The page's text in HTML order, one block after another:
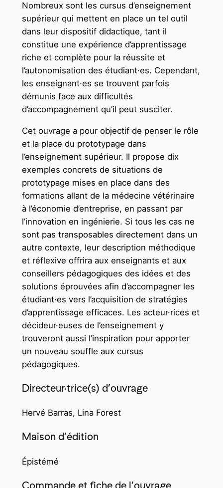
Nombreux sont les cursus d’enseignement
supérieur qui mettent en place un tel outil
dans leur dispositif didactique, tant il
constitue une expérience d’apprentissage
riche et complète pour la réussite et
l’autonomisation des étudiant·es. Cependant,
les enseignant·es se trouvent parfois
démunis face aux difficultés
d’accompagnement qu’il peut susciter.
Cet ouvrage a pour objectif de penser le rôle
et la place du prototypage dans
l’enseignement supérieur. Il propose dix
exemples concrets de situations de
prototypage mises en place dans des
formations allant de la médecine vétérinaire
à l’économie d’entreprise, en passant par
l’innovation en ingénierie. Si tous les cas ne
sont pas transposables directement dans un
autre contexte, leur description méthodique
et réflexive offrira aux enseignants et aux
conseillers pédagogiques des idées et des
solutions éprouvées afin d’accompagner les
étudiant·es vers l’acquisition de stratégies
d’apprentissage efficaces. Les acteur·rices et
décideur·euses de l’enseignement y
trouveront aussi l’inspiration pour apporter
un nouveau souffle aux cursus
pédagogiques.
Directeur·trice(s) d’ouvrage
Hervé Barras, Lina Forest
Maison d’édition
Épistémé